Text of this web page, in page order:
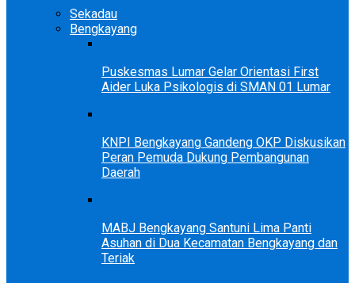
Sekadau
Bengkayang
Puskesmas Lumar Gelar Orientasi First
Aider Luka Psikologis di SMAN 01 Lumar
KNPI Bengkayang Gandeng OKP Diskusikan
Peran Pemuda Dukung Pembangunan
Daerah
MABJ Bengkayang Santuni Lima Panti
Asuhan di Dua Kecamatan Bengkayang dan
Teriak